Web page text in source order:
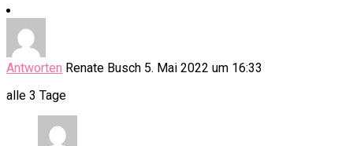
Antworten Renate Busch 5. Mai 2022 um 16:33
alle 3 Tage